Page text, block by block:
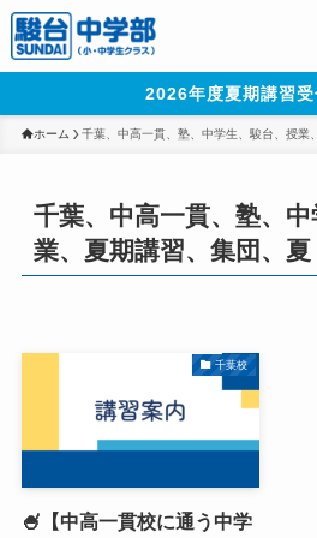
2026年度夏期講習受
ホーム 千葉、中高一貫、塾、中学生、駿台、授業
千葉、中高一貫、塾、
業、夏期講習、集団、夏
千葉校
🍧【中高一貫校に通う中学